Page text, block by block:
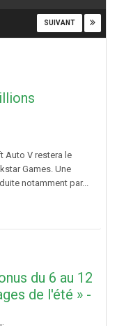
SUIVANT
Auto V restera le
Games. Une
notamment par...
du 6 au 12
de l'été » -